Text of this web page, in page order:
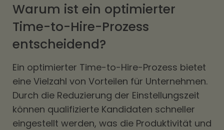
Warum ist ein optimierter
Time-to-Hire-Prozess
entscheidend?
Ein optimierter Time-to-Hire-Prozess bietet
eine Vielzahl von Vorteilen für Unternehmen.
Durch die Reduzierung der Einstellungszeit
können qualifizierte Kandidaten schneller
eingestellt werden, was die Produktivität und